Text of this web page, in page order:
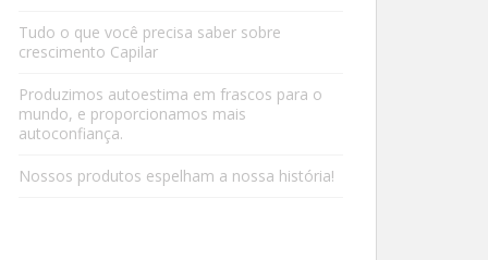
Tudo o que você precisa saber sobre
crescimento Capilar
Produzimos autoestima em frascos para o
mundo, e proporcionamos mais
autoconfiança.
Nossos produtos espelham a nossa história!